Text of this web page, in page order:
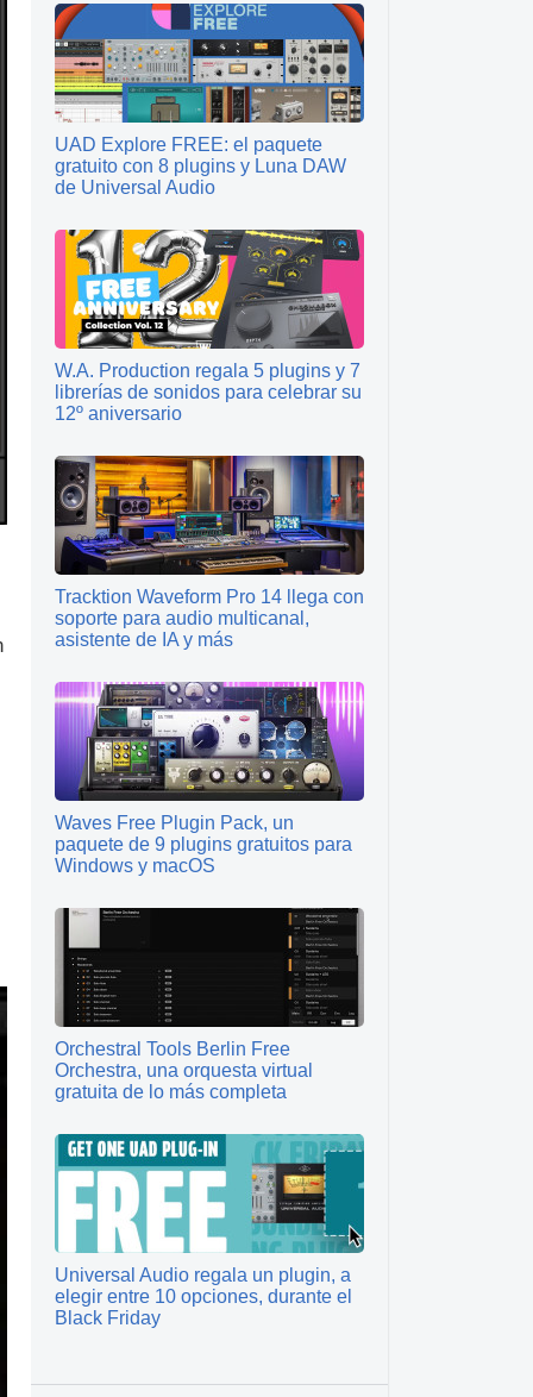
UAD Explore FREE: el paquete
gratuito con 8 plugins y Luna DAW
de Universal Audio
W.A. Production regala 5 plugins y 7
librerías de sonidos para celebrar su
12º aniversario
Tracktion Waveform Pro 14 llega con
soporte para audio multicanal,
asistente de IA y más
Waves Free Plugin Pack, un
paquete de 9 plugins gratuitos para
Windows y macOS
Orchestral Tools Berlin Free
Orchestra, una orquesta virtual
gratuita de lo más completa
Universal Audio regala un plugin, a
elegir entre 10 opciones, durante el
Black Friday